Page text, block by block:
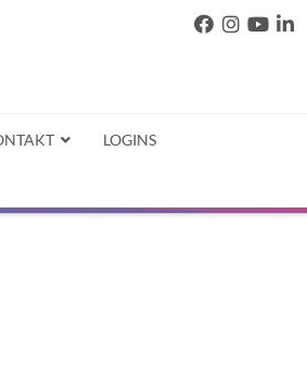
LOGINS